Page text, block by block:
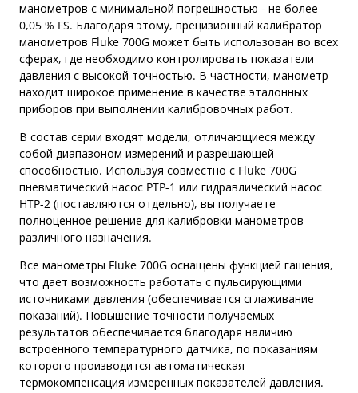
манометров с минимальной погрешностью - не более
0,05 % FS. Благодаря этому, прецизионный калибратор
манометров Fluke 700G может быть использован во всех
сферах, где необходимо контролировать показатели
давления с высокой точностью. В частности, манометр
находит широкое применение в качестве эталонных
приборов при выполнении калибровочных работ.
В состав серии входят модели, отличающиеся между
собой диапазоном измерений и разрешающей
способностью. Используя совместно с Fluke 700G
пневматический насос PTP-1 или гидравлический насос
HTP-2 (поставляются отдельно), вы получаете
полноценное решение для калибровки манометров
различного назначения.
Все манометры Fluke 700G оснащены функцией гашения,
что дает возможность работать с пульсирующими
источниками давления (обеспечивается сглаживание
показаний). Повышение точности получаемых
результатов обеспечивается благодаря наличию
встроенного температурного датчика, по показаниям
которого производится автоматическая
термокомпенсация измеренных показателей давления.